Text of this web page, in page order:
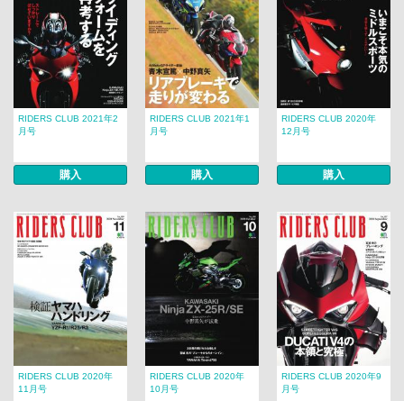
RIDERS CLUB 2021年2
月号
購入
RIDERS CLUB 2021年1
月号
購入
RIDERS CLUB 2020年
12月号
購入
RIDERS CLUB 2020年
11月号
RIDERS CLUB 2020年
10月号
RIDERS CLUB 2020年9
月号